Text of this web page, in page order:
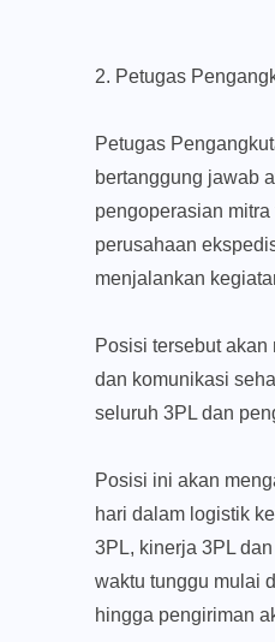
2. Petugas
Petugas
bertanggung jawab
pengoperasian
perusahaan
menjalankan
Posisi tersebut
dan komunikasi
seluruh 3PL dan
Posisi ini akan
hari dalam logistik
3PL, kinerja 3PL
waktu tunggu mulai
hingga pengiriman